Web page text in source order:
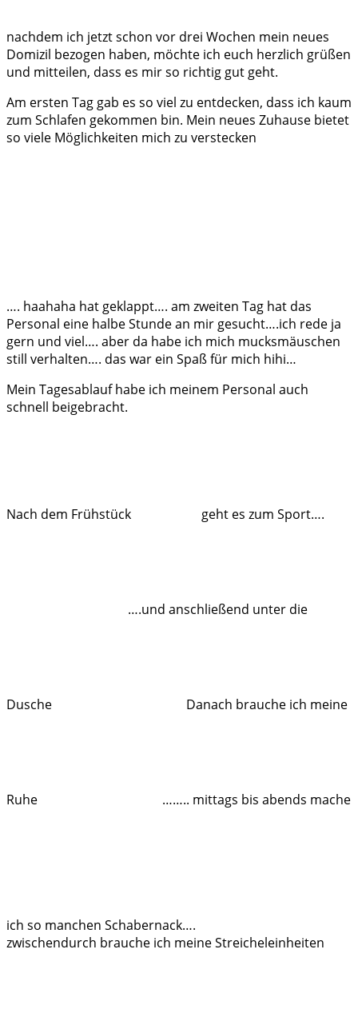
nachdem ich jetzt schon vor drei Wochen mein neues
Domizil bezogen haben, möchte ich euch herzlich grüßen
und mitteilen, dass es mir so richtig gut geht.
Am ersten Tag gab es so viel zu entdecken, dass ich kaum
zum Schlafen gekommen bin. Mein neues Zuhause bietet
so viele Möglichkeiten mich zu verstecken
…. haahaha hat geklappt…. am zweiten Tag hat das
Personal eine halbe Stunde an mir gesucht….ich rede ja
gern und viel…. aber da habe ich mich mucksmäuschen
still verhalten…. das war ein Spaß für mich hihi…
Mein Tagesablauf habe ich meinem Personal auch
schnell beigebracht.
Nach dem Frühstück geht es zum Sport….
….und anschließend unter die
Dusche Danach brauche ich meine
Ruhe …….. mittags bis abends mache
ich so manchen Schabernack….
zwischendurch brauche ich meine Streicheleinheiten